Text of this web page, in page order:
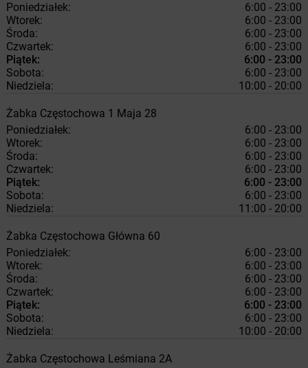
Poniedziałek:
6:00 - 23:00
Wtorek:
6:00 - 23:00
Środa:
6:00 - 23:00
Czwartek:
6:00 - 23:00
Piątek:
6:00 - 23:00
Sobota:
6:00 - 23:00
Niedziela:
10:00 - 20:00
Żabka Częstochowa 1 Maja 28
Poniedziałek:
6:00 - 23:00
Wtorek:
6:00 - 23:00
Środa:
6:00 - 23:00
Czwartek:
6:00 - 23:00
Piątek:
6:00 - 23:00
Sobota:
6:00 - 23:00
Niedziela:
11:00 - 20:00
Żabka Częstochowa Główna 60
Poniedziałek:
6:00 - 23:00
Wtorek:
6:00 - 23:00
Środa:
6:00 - 23:00
Czwartek:
6:00 - 23:00
Piątek:
6:00 - 23:00
Sobota:
6:00 - 23:00
Niedziela:
10:00 - 20:00
Żabka Częstochowa Leśmiana 2A